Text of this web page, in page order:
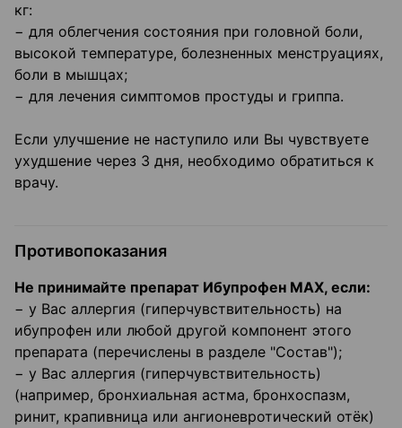
кг:
− для облегчения состояния при головной боли,
высокой температуре, болезненных менструациях,
боли в мышцах;
− для лечения симптомов простуды и гриппа.
Если улучшение не наступило или Вы чувствуете
ухудшение через 3 дня, необходимо обратиться к
врачу.
Противопоказания
Не принимайте препарат Ибупрофен МАХ, если:
− у Вас аллергия (гиперчувствительность) на
ибупрофен или любой другой компонент этого
препарата (перечислены в разделе "Состав");
− у Вас аллергия (гиперчувствительность)
(например, бронхиальная астма, бронхоспазм,
ринит, крапивница или ангионевротический отёк)